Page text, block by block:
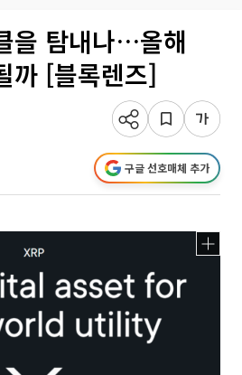
을 탐내나…올해
까 [블록렌즈]
구글 선호매체 추가